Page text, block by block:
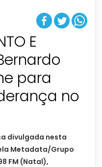
E
para
no
divulgada nesta
Metadata/Grupo
FM (Natal),